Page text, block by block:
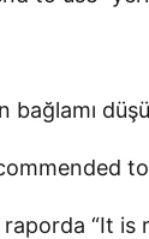
bağlamı
“It is